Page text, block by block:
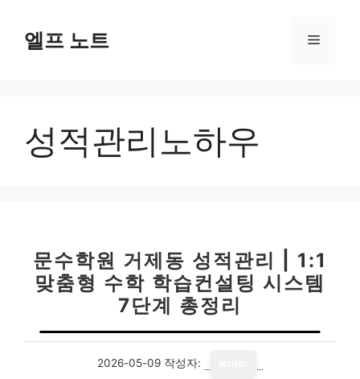
엘프 노트 메
성적관리노하우
문수학원 거제동 성적관리 | 1:1
맞춤형 수학 학습컨설팅 시스템
7단계 총정리
2026-05-09 작성자: